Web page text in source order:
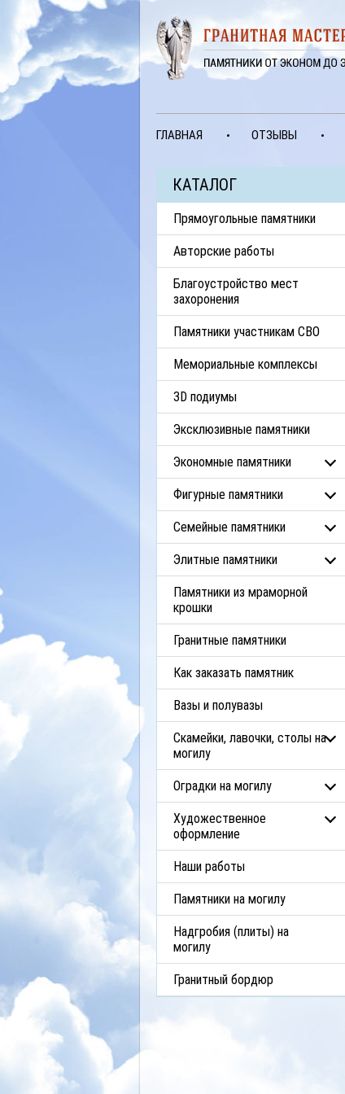
ГЛАВНАЯ ОТЗЫВЫ
КАТАЛОГ
Прямоугольные памятники
Авторские работы
Благоустройство мест
захоронения
Памятники участникам СВО
Мемориальные комплексы
3D подиумы
Эксклюзивные памятники
Экономные памятники
Фигурные памятники
Семейные памятники
Элитные памятники
Памятники из мраморной
крошки
Гранитные памятники
Как заказать памятник
Вазы и полувазы
Скамейки, лавочки, столы на
могилу
Оградки на могилу
Художественное
оформление
Наши работы
Памятники на могилу
Надгробия (плиты) на
могилу
Гранитный бордюр